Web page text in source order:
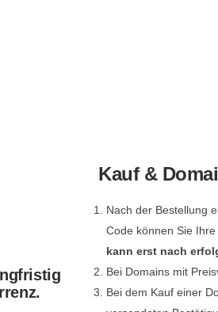
Kauf &
Nach der Bestellung
Code können Sie
kann erst nach
Bei Domains mit
Bei dem Kauf einer